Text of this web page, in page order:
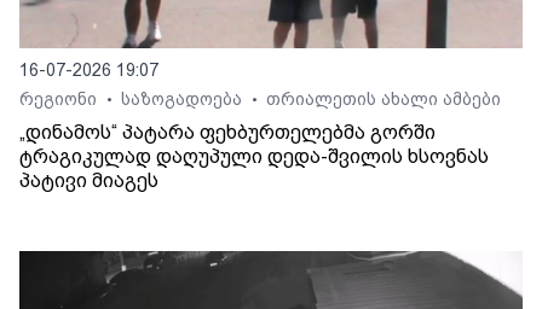
16-07-2026 19:07
რეგიონი
• საზოგადოება • თრიალეთის ახალი ამბები
„დინამოს“ პატარა ფეხბურთელებმა გორში
ტრაგიკულად დაღუპული დედა-შვილის ხსოვნას
პატივი მიაგეს